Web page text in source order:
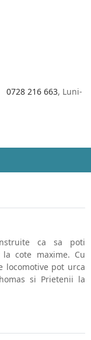
0728 216 663, Luni-
ca sa poti
cote maxime. Cu
locomotive pot urca
si Prietenii la